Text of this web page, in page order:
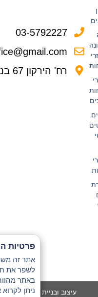
03-5792227
רח' הירקון 67 בני ברק
פרטיות
לשפר את
באתר
ניתן